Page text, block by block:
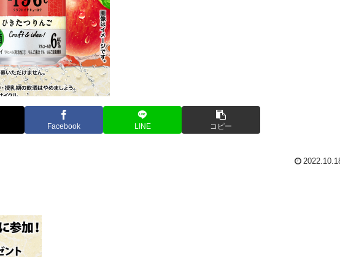
Facebook LINE コピー